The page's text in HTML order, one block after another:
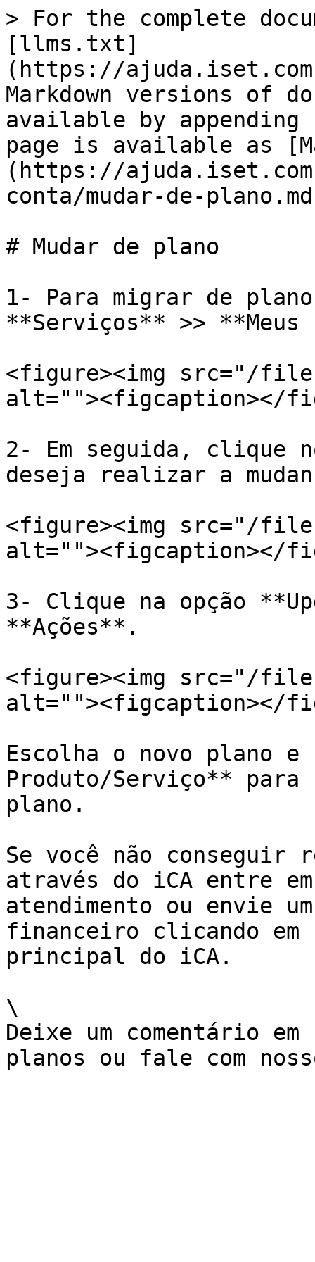
> For the complete
[llms.txt]
(https://
Markdown versions of
available by
page is available as
(https://
conta/mudar-de-
# Mudar de plano
1- Para migrar de
**Serviços** >>
<figure><img src="/files/
alt=""><figcaption></
2- Em seguida, clique
deseja realizar a
<figure><img src="/files/
alt=""><figcaption></
3- Clique na opção
**Ações**.
<figure><img src="/files/
alt=""><figcaption></
Escolha o novo plano
Produto/Serviço**
plano.
Se você não conseguir
através do iCA entre
atendimento ou envie
financeiro clicando
principal do iCA.
\
Deixe um comentário